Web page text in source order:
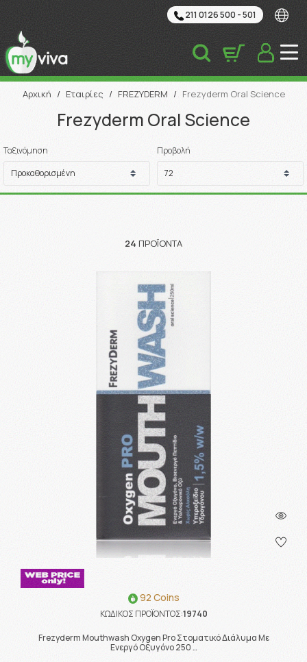
211 0126 500 - 501
Αναζήτηση
Αρχική / Εταιρίες / FREZYDERM / Frezyderm Oral Science
Frezyderm Oral Science
Ταξινόμηση Προβολή
24 ΠΡΟΪΌΝΤΑ
92 Coins
ΚΩΔΙΚΟΣ ΠΡΟΪΟΝΤΟΣ:19740
Frezyderm Mouthwash Oxygen Pro Στοματικό Διάλυμα Με
Ενεργό Οξυγόνο 250 …